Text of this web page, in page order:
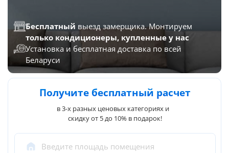
Бесплатный выезд замерщика. Монтируем
только кондиционеры, купленные у нас
Установка и бесплатная доставка по всей
Беларуси
Получите бесплатный расчет
в 3-х разных ценовых категориях и
скидку от 5 до 10% в подарок!
Введите площадь помещения